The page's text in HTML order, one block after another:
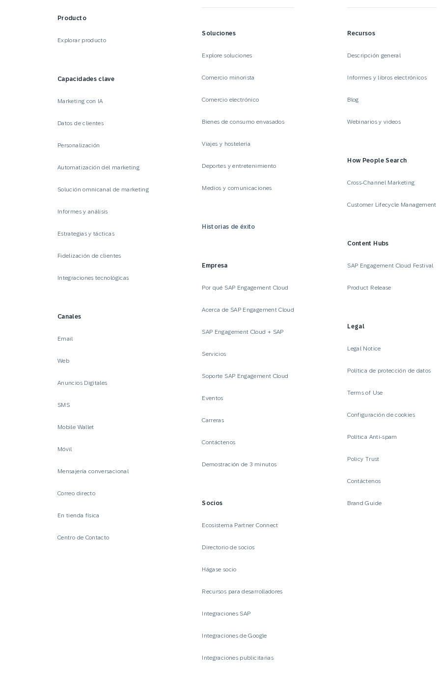
Producto
Explorar producto
Capacidades clave
Marketing con IA
Datos de clientes
Personalización
Automatización del marketing
Solución omnicanal de marketing
Informes y análisis
Estrategias y tácticas
Fidelización de clientes
Integraciones tecnológicas
Canales
Email
Web
Anuncios Digitales
SMS
Mobile Wallet
Móvil
Mensajería conversacional
Correo directo
En tienda física
Centro de Contacto
Soluciones
Explore soluciones
Comercio minorista
Comercio electrónico
Bienes de consumo envasados
Viajes y hostelería
Deportes y entretenimiento
Medios y comunicaciones
Historias de éxito
Empresa
Por qué SAP Engagement Cloud
Acerca de SAP Engagement Cloud
SAP Engagement Cloud + SAP
Servicios
Soporte SAP Engagement Cloud
Eventos
Carreras
Contáctenos
Demostración de 3 minutos
Socios
Ecosistema Partner Connect
Directorio de socios
Hágase socio
Recursos para desarrolladores
Integraciones SAP
Integraciones de Google
Integraciones publicitarias
Recursos
Descripción general
Informes y libros electrónicos
Blog
Webinarios y videos
How People Search
Cross-Channel Marketing
Customer Lifecycle Management
Content Hubs
SAP Engagement Cloud Festival
Product Release
Legal
Legal Notice
Política de protección de datos
Terms of Use
Configuración de cookies
Política Anti-spam
Policy Trust
Contáctenos
Brand Guide